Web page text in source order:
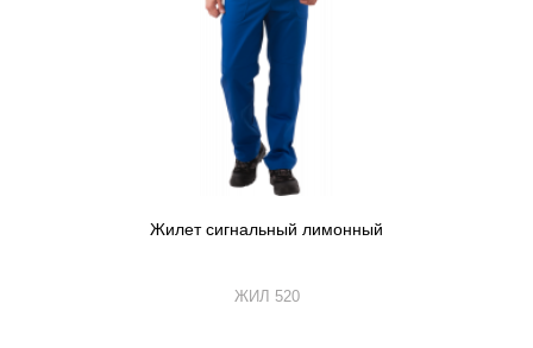
Жилет сигнальный лимонный
ЖИЛ 520